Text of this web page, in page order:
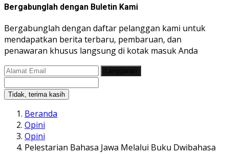
Bergabunglah dengan Buletin Kami
Bergabunglah dengan daftar pelanggan kami untuk
mendapatkan berita terbaru, pembaruan, dan
penawaran khusus langsung di kotak masuk Anda
Tidak, terima kasih
Beranda
Opini
Opini
Pelestarian Bahasa Jawa Melalui Buku Dwibahasa